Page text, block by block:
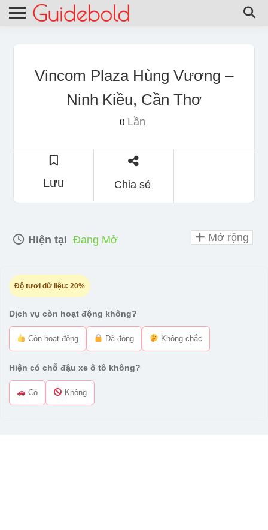
Vincom Plaza Hùng Vương –
Ninh Kiều, Cần Thơ
0Lần
Lưu Chia sẻ
Hiện tại Đang Mở
Độ tươi dữ liệu: 20%
Dịch vụ còn hoạt động không?
Còn hoạt động Đã đóng Không chắc
Hiện có chỗ đậu xe ô tô không?
Có Không
Mở rộng